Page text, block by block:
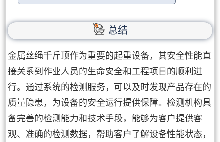
总结
金属丝绳千斤顶作为重要的起重设备，其安全性能直
接关系到作业人员的生命安全和工程项目的顺利进
行。通过系统的检测服务，可以及时发现产品存在的
质量隐患，为设备的安全运行提供保障。检测机构具
备完善的检测能力和技术手段，能够为客户提供客
观、准确的检测数据，帮助客户了解设备性能状态，